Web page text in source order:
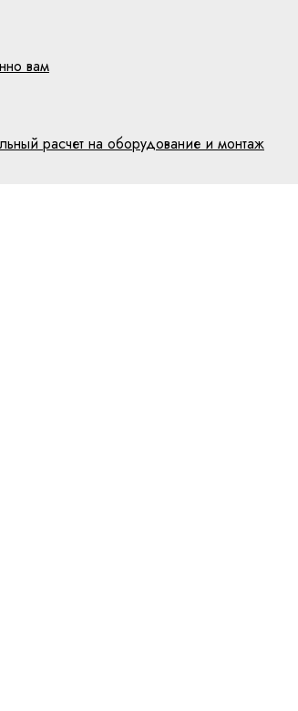
вам
расчет на оборудование и монтаж